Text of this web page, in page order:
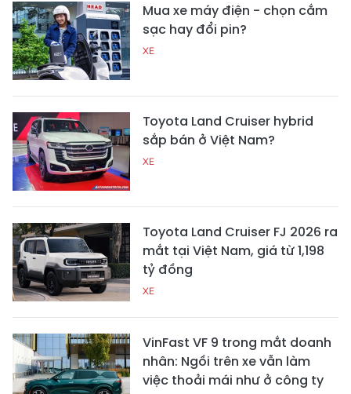
Mua xe máy điện - chọn cắm
sạc hay đổi pin?
XE
Toyota Land Cruiser hybrid
sắp bán ở Việt Nam?
XE
Toyota Land Cruiser FJ 2026 ra
mắt tại Việt Nam, giá từ 1,198
tỷ đồng
XE
VinFast VF 9 trong mắt doanh
nhân: Ngồi trên xe vẫn làm
việc thoải mái như ở công ty